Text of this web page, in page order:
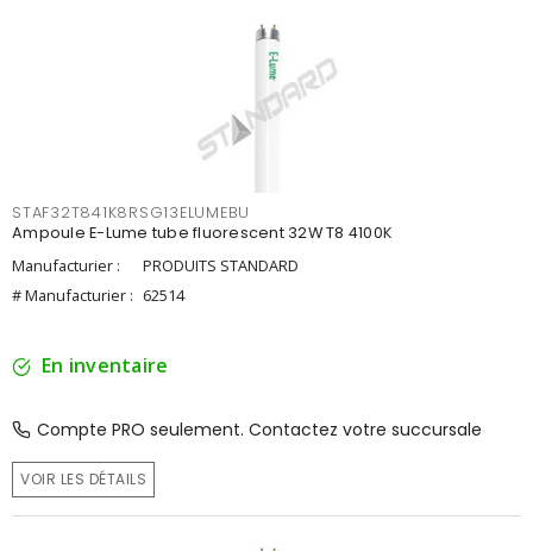
STAF32T841K8RSG13ELUMEBU
Ampoule E-Lume tube fluorescent 32W T8 4100K
Manufacturier :
PRODUITS STANDARD
# Manufacturier : 62514
En inventaire
Compte PRO seulement. Contactez votre succursale
VOIR LES DÉTAILS